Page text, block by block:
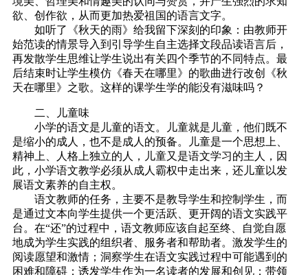
欲、创作欲，从而更加热爱祖国的语言文字。
如听了《秋天的雨》给我留下深刻的印象：由教师开
始范读的情景导入到引导学生自主选择文段品读语言后，
再发散学生思维让学生说出有关四个季节的不同特点。最
后结束时让学生模仿《春天在哪里》的歌曲进行改创《秋
天在哪里》之歌。这样的课学生学的能没有滋味吗？
二、儿童味
小学的语文是儿童的语文。儿童就是儿童，他们既不
是缩小的成人，也不是成人的预备。儿童是一个思想上、
精神上、人格上独立的人，儿童又是语文学习的主人，因
此，小学语文教学必须从成人霸权中走出来，还儿童以发
展语文素养的自主权。
语文教师的任务，主要不是教导学生和控制学生，而
是通过文本向学生提供一个更活跃、更开阔的语文实践平
台。在“还”的过程中，语文教师应该自起至终、自觉自愿
地成为学生实践的组织者、服务者和帮助者。激发学生的
阅读愿望和激情；洞察学生在语文实践过程中可能遇到的
困难和障碍；诱发学生作为一名读者的发展和创见；带领